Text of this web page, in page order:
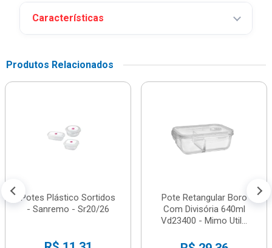
Características
Produtos Relacionados
Potes Plástico Sortidos
- Sanremo - Sr20/26
Pote Retangular Boro
Com Divisória 640ml
Vd23400 - Mimo Util...